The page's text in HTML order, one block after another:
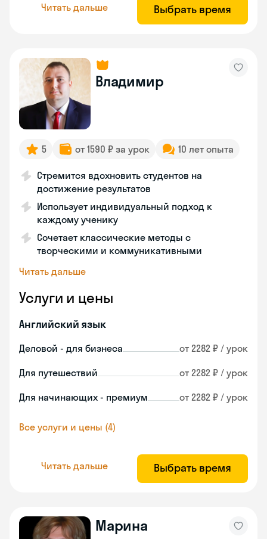
Читать дальше Выбрать время
Владимир
5 от 1590 ₽ за урок 10 лет опыта
Стремится вдохновить студентов на
достижение результатов
Использует индивидуальный подход к
каждому ученику
Сочетает классические методы с
творческими и коммуникативными
Читать дальше
Услуги и цены
Английский язык
Деловой - для бизнеса от 2282 ₽ / урок
Для путешествий от 2282 ₽ / урок
Для начинающих - премиум от 2282 ₽ / урок
Все услуги и цены (4)
Читать дальше Выбрать время
Марина